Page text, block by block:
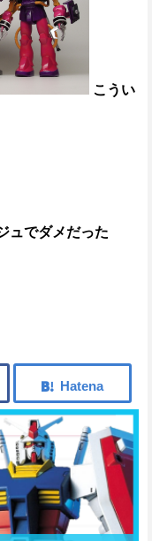
こうい
ュでダメだった